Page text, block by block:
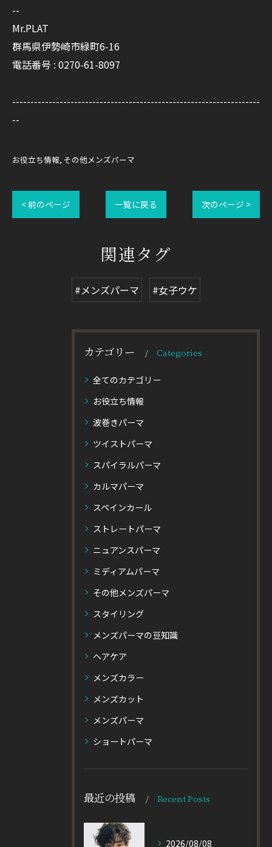
--
Mr.PLAT
群馬県伊勢崎市緑町6-16
電話番号 : 0270-61-8097
--------------------------------------------------------------------
--
お役立ち情報 その他メンズパーマ
< 前のページ 一覧に戻る 次のページ >
関連タグ
#メンズパーマ #女子ウケ
カテゴリー Categories
全てのカテゴリー
お役立ち情報
波巻きパーマ
ツイストパーマ
スパイラルパーマ
カルマパーマ
スペインカール
ストレートパーマ
ニュアンスパーマ
ミディアムパーマ
その他メンズパーマ
スタイリング
メンズパーマの豆知識
ヘアケア
メンズカラー
メンズカット
メンズパーマ
ショートパーマ
最近の投稿 Recent Posts
2026/08/08